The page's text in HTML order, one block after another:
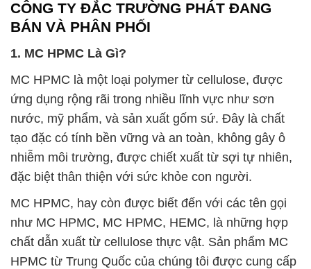
CÔNG TY ĐẮC TRƯỜNG PHÁT ĐANG
BÁN VÀ PHÂN PHỐI
1. MC HPMC Là Gì?
MC HPMC là một loại polymer từ cellulose, được
ứng dụng rộng rãi trong nhiều lĩnh vực như sơn
nước, mỹ phẩm, và sản xuất gốm sứ. Đây là chất
tạo đặc có tính bền vững và an toàn, không gây ô
nhiễm môi trường, được chiết xuất từ sợi tự nhiên,
đặc biệt thân thiện với sức khỏe con người.
MC HPMC, hay còn được biết đến với các tên gọi
như MC HPMC, MC HPMC, HEMC, là những hợp
chất dẫn xuất từ cellulose thực vật. Sản phẩm MC
HPMC từ Trung Quốc của chúng tôi được cung cấp